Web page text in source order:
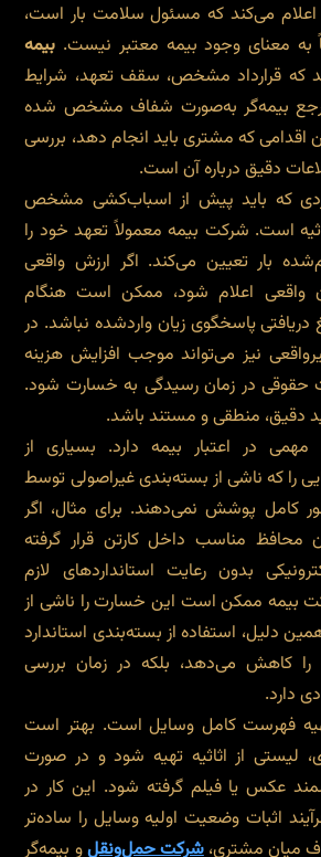
می‌کند که مسئول سلامت بار است،
به معنای وجود بیمه معتبر نیست. بیمه
که قرارداد مشخص، سقف تعهد، شرایط
بیمه‌گر به‌صورت شفاف مشخص شده
اقدامی که مشتری باید انجام دهد، بررسی
دقیق درباره آن است.
که باید پیش از اسباب‌کشی مشخص
است. شرکت بیمه معمولاً تعهد خود را
بار تعیین می‌کند. اگر ارزش واقعی
واقعی اعلام شود، ممکن است هنگام
پاسخگوی زیان واردشده نباشد. در
نیز می‌تواند موجب افزایش هزینه
حقوقی در زمان رسیدگی به خسارت شود.
دقیق، منطقی و مستند باشد.
در اعتبار بیمه دارد. بسیاری از
را که ناشی از بسته‌بندی غیراصولی توسط
کامل پوشش نمی‌دهند. برای مثال، اگر
مناسب داخل کارتن قرار گرفته
بدون رعایت استانداردهای لازم
بیمه ممکن است این خسارت را ناشی از
دلیل، استفاده از بسته‌بندی استاندارد
را کاهش می‌دهد، بلکه در زمان بررسی
دارد.
فهرست کامل وسایل است. بهتر است
لیستی از اثاثیه تهیه شود و در صورت
عکس یا فیلم گرفته شود. این کار در
اثبات وضعیت اولیه وسایل را ساده‌تر
میان مشتری،شرکت حمل‌ونقلو بیمه‌گر